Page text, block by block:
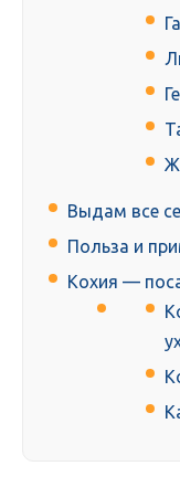
Выдам все
Польза и
Кохия —